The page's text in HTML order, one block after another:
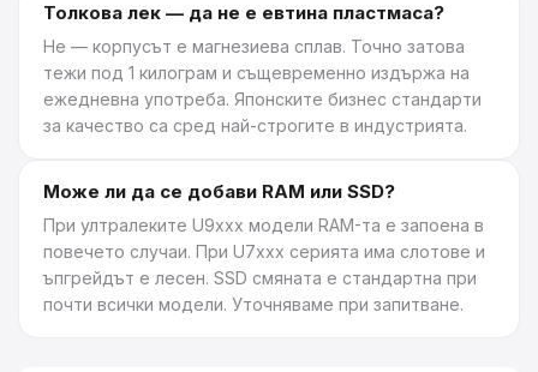
Толкова лек — да не е евтина пластмаса?
Не — корпусът е магнезиева сплав. Точно затова
тежи под 1 килограм и същевременно издържа на
ежедневна употреба. Японските бизнес стандарти
за качество са сред най-строгите в индустрията.
Може ли да се добави RAM или SSD?
При ултралеките U9xxx модели RAM-та е запоена в
повечето случаи. При U7xxx серията има слотове и
ъпгрейдът е лесен. SSD смяната е стандартна при
почти всички модели. Уточняваме при запитване.